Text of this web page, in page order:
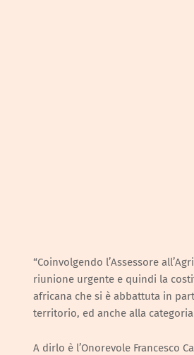
“Coinvolgendo l’Assessore
riunione urgente e quindi la
africana che si è abbattuta in
territorio, ed anche alla
A dirlo è l’Onorevole Francesco